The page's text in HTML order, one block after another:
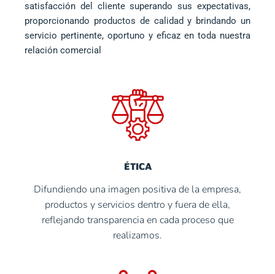
satisfacción del cliente superando sus expectativas,
proporcionando productos de calidad y brindando un
servicio pertinente, oportuno y eficaz en toda nuestra
relación comercial
ÉTICA
Difundiendo una imagen positiva de la empresa,
productos y servicios dentro y fuera de ella,
reflejando transparencia en cada proceso que
realizamos.